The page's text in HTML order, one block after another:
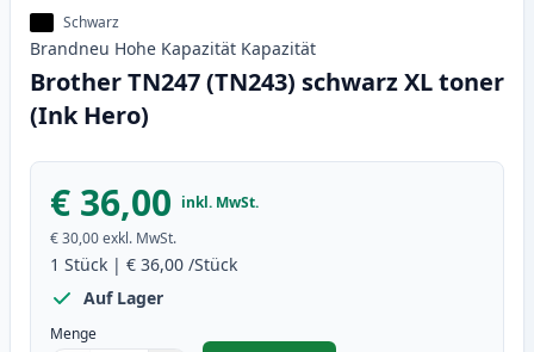
Schwarz
Brandneu Hohe Kapazität Kapazität
Brother TN247 (TN243) schwarz XL toner
(Ink Hero)
€ 36,00 inkl. MwSt.
€ 30,00exkl. MwSt.
1 Stück | € 36,00 /Stück
Auf Lager
Menge